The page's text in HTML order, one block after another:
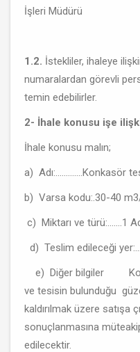
İşleri Müdürü
1.2. İstekliler, ihaleye
numaralardan görevli
temin edebilirler.
2- İhale konusu işe
İhale konusu malın;
a) Adı:.............Konkasör
b) Varsa kodu:.30-40
c) Miktarı ve türü:.......1
d) Teslim edileceği
e) Diğer bilgiler
ve tesisin bulunduğu
kaldırılmak üzere satışa
sonuçlanmasına
edilecektir.